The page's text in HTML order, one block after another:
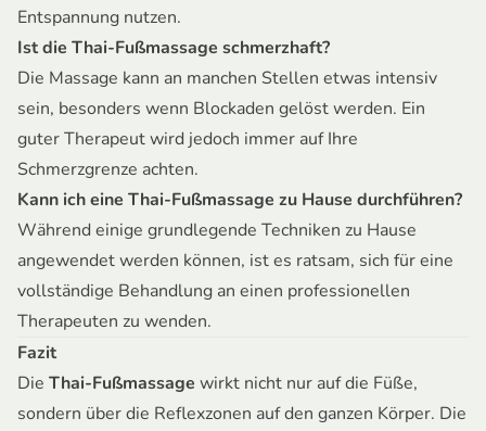
Entspannung nutzen.
Ist die Thai-Fußmassage schmerzhaft?
Die Massage kann an manchen Stellen etwas intensiv
sein, besonders wenn Blockaden gelöst werden. Ein
guter Therapeut wird jedoch immer auf Ihre
Schmerzgrenze achten.
Kann ich eine Thai-Fußmassage zu Hause durchführen?
Während einige grundlegende Techniken zu Hause
angewendet werden können, ist es ratsam, sich für eine
vollständige Behandlung an einen professionellen
Therapeuten zu wenden.
Fazit
Die Thai-Fußmassage wirkt nicht nur auf die Füße,
sondern über die Reflexzonen auf den ganzen Körper. Die